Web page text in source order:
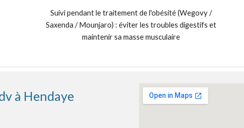
Suivi pendant le traitement de l'obésité (Wegovy /
Saxenda / Mounjaro) : éviter les troubles digestifs et
maintenir sa masse musculaire
à Hendaye